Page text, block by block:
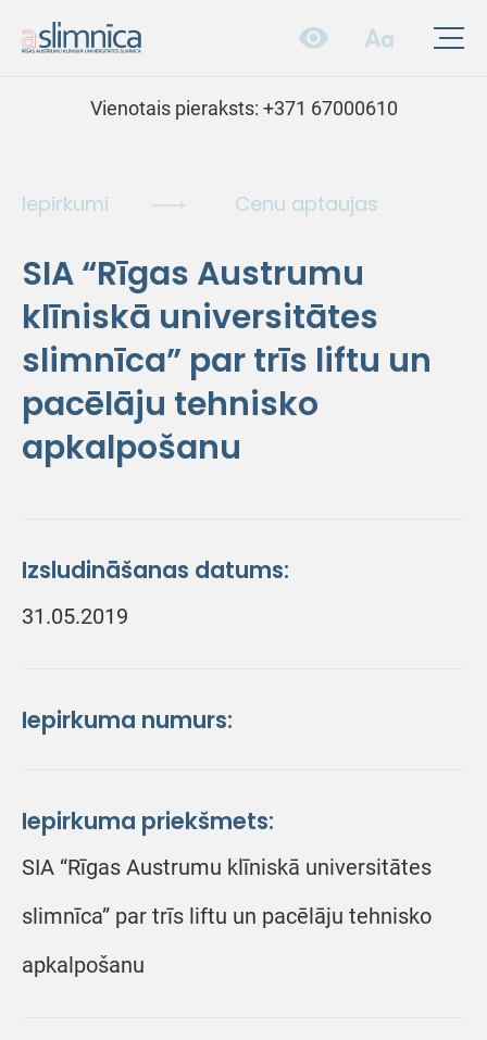
Vienotais pieraksts: +371 67000610
Iepirkumi Cenu aptaujas
SIA “Rīgas Austrumu
klīniskā universitātes
slimnīca” par trīs liftu un
pacēlāju tehnisko
apkalpošanu
Izsludināšanas datums:
31.05.2019
Iepirkuma numurs:
Iepirkuma priekšmets:
SIA “Rīgas Austrumu klīniskā universitātes
slimnīca” par trīs liftu un pacēlāju tehnisko
apkalpošanu